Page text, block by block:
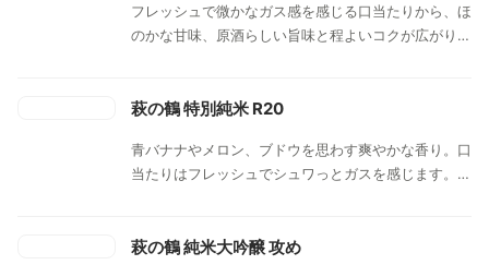
フレッシュで微かなガス感を感じる口当たりから、ほ
のかな甘味、原酒らしい旨味と程よいコクが広がりま
イな印象です。
萩の鶴 特別純米 R20
青バナナやメロン、ブドウを思わす爽やかな香り。口
当たりはフレッシュでシュワっとガスを感じます。ス
萩の鶴 純米大吟醸 攻め